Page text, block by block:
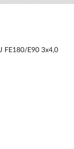
FE180/E90 3x4,0